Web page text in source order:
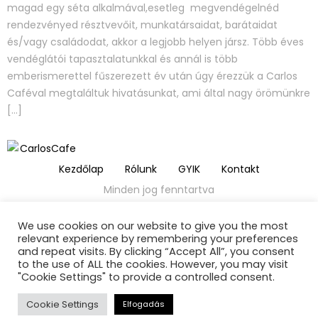
magad egy séta alkalmával,esetleg megvendégelnéd
rendezvényed résztvevőit, munkatársaidat, barátaidat
és/vagy családodat, akkor a legjobb helyen jársz. Több éves
vendéglátói tapasztalatunkkal és annál is több
emberismerettel fűszerezett év után úgy érezzük a Carlos
Caféval megtaláltuk hivatásunkat, ami által nagy örömünkre
[…]
Kezdőlap Rólunk GYIK
Kontakt
Minden jog fenntartva
We use cookies on our website to give you the most
relevant experience by remembering your preferences
and repeat visits. By clicking “Accept All”, you consent
to the use of ALL the cookies. However, you may visit
"Cookie Settings" to provide a controlled consent.
Cookie Settings Elfogadás